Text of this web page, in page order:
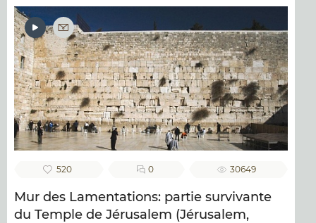
520 0 30649
Mur des Lamentations: partie survivante
du Temple de Jérusalem (Jérusalem,